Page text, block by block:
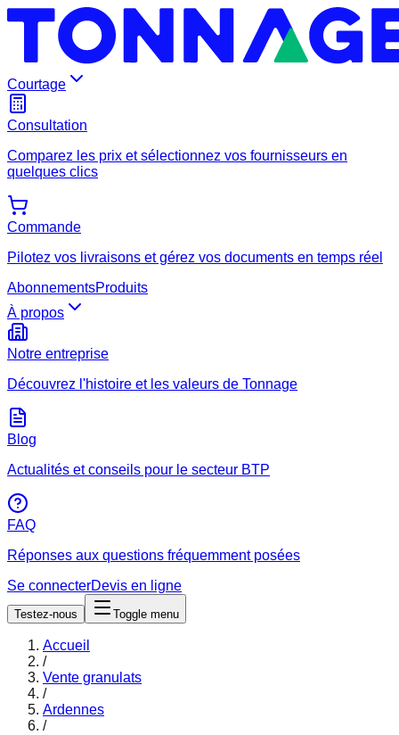
Courtage
Consultation
Comparez les prix et sélectionnez vos fournisseurs en
quelques clics
Commande
Pilotez vos livraisons et gérez vos documents en temps réel
AbonnementsProduits
À propos
Notre entreprise
Découvrez l'histoire et les valeurs de Tonnage
Blog
Actualités et conseils pour le secteur BTP
FAQ
Réponses aux questions fréquemment posées
Se connecterDevis en ligne
Testez-nous Toggle menu
Accueil
/
Vente granulats
/
Ardennes
/